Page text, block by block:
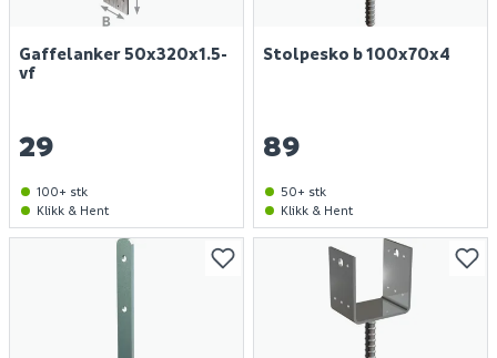
Gaffelanker 50x320x1.5-
vf
29
100+ stk
Klikk & Hent
Stolpesko b 100x70x4
89
50+ stk
Klikk & Hent